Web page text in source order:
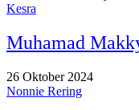
Kesra
Muhamad
26 Oktober 2024
Nonnie Rering